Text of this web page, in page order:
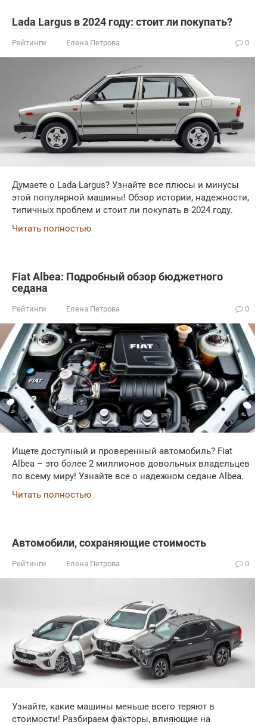
Lada Largus в 2024 году: стоит ли покупать?
Рейтинги Елена Петрова 0
Думаете о Lada Largus? Узнайте все плюсы и минусы
этой популярной машины! Обзор истории, надежности,
типичных проблем и стоит ли покупать в 2024 году.
Читать полностью
Fiat Albea: Подробный обзор бюджетного
седана
Рейтинги Елена Петрова 0
Ищете доступный и проверенный автомобиль? Fiat
Albea – это более 2 миллионов довольных владельцев
по всему миру! Узнайте все о надежном седане Albea.
Читать полностью
Автомобили, сохраняющие стоимость
Рейтинги Елена Петрова 0
Узнайте, какие машины меньше всего теряют в
стоимости! Разбираем факторы, влияющие на